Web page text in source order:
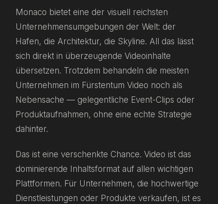
Monaco bietet eine der visuell reichsten
Unternehmensumgebungen der Welt: der
Hafen, die Architektur, die Skyline. All das lässt
sich direkt in überzeugende Videoinhalte
übersetzen. Trotzdem behandeln die meisten
Unternehmen im Fürstentum Video noch als
Nebensache — gelegentliche Event-Clips oder
Produktaufnahmen, ohne eine echte Strategie
dahinter.
Das ist eine verschenkte Chance. Video ist das
dominierende Inhaltsformat auf allen wichtigen
Plattformen. Für Unternehmen, die hochwertige
Dienstleistungen oder Produkte verkaufen, ist es